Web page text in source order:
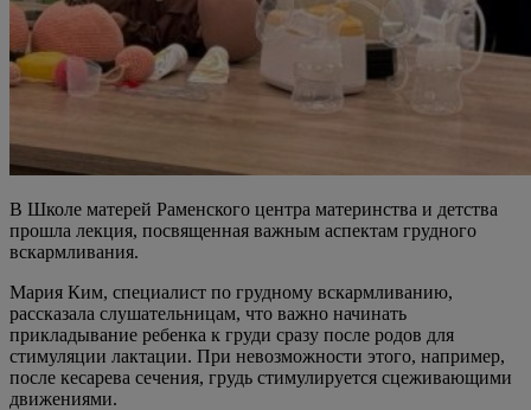
В Школе матерей Раменского центра материнства и детства
прошла лекция, посвященная важным аспектам грудного
вскармливания.
Мария Ким, специалист по грудному вскармливанию,
рассказала слушательницам, что важно начинать
прикладывание ребенка к груди сразу после родов для
стимуляции лактации. При невозможности этого, например,
после кесарева сечения, грудь стимулируется сцеживающими
движениями.